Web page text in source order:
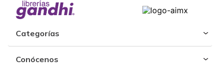
Categorías
Conócenos